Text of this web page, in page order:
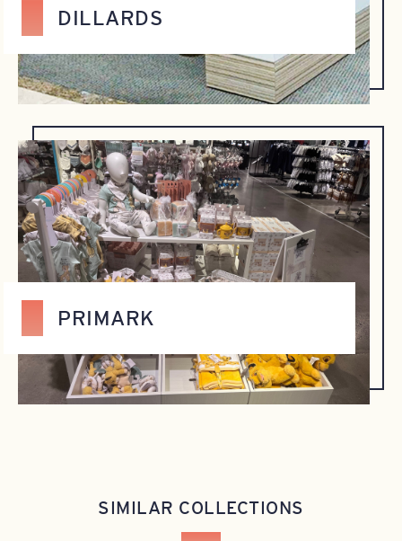
DILLARDS
PRIMARK
SIMILAR COLLECTIONS